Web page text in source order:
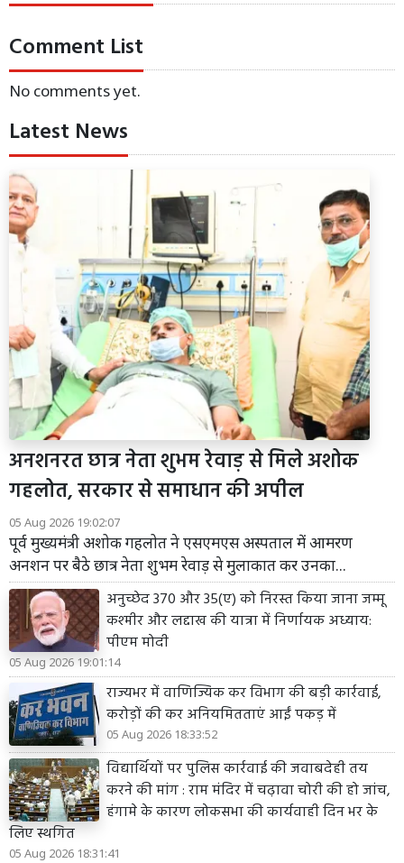
Comment List
No comments yet.
Latest News
अनशनरत छात्र नेता शुभम रेवाड़ से मिले अशोक
गहलोत, सरकार से समाधान की अपील
05 Aug 2026 19:02:07
पूर्व मुख्यमंत्री अशोक गहलोत ने एसएमएस अस्पताल में आमरण
अनशन पर बैठे छात्र नेता शुभम रेवाड़ से मुलाकात कर उनका...
अनुच्छेद 370 और 35(ए) को निरस्त किया जाना जम्मू
कश्मीर और लद्दाख की यात्रा में निर्णायक अध्याय:
पीएम मोदी
05 Aug 2026 19:01:14
राज्यभर में वाणिज्यिक कर विभाग की बड़ी कार्रवाई,
करोड़ों की कर अनियमितताएं आईं पकड़ में
05 Aug 2026 18:33:52
विद्यार्थियों पर पुलिस कार्रवाई की जवाबदेही तय
करने की मांग : राम मंदिर में चढ़ावा चोरी की हो जांच,
हंगामे के कारण लोकसभा की कार्यवाही दिन भर के
लिए स्थगित
05 Aug 2026 18:31:41